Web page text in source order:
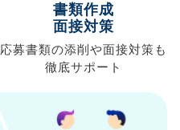
書類作成
面接対策
応募書類の添削や面接対策も
徹底サポート